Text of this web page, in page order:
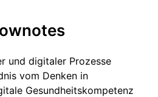
und digitaler Prozesse
vom Denken in
Gesundheitskompetenz